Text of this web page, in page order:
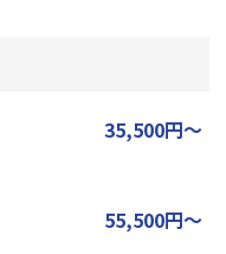
35,500円～
55,500円～